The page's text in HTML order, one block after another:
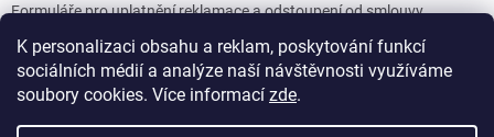
K personalizaci obsahu a reklam, poskytování funkcí
sociálních médií a analýze naší návštěvnosti využíváme
soubory cookies. Více informací zde.
Formuláře pro uplatnění reklamace a odstoupení od smlouvy
Moje objednávka